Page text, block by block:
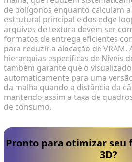
de polígonos enquanto calculam
estrutural principal e dos edge
arquivos de textura devem ser
formatos de entrega eficientes
para reduzir a alocação de VRAM.
hierarquias específicas de Níveis
também garante que o
automaticamente para uma
da malha quando a distância da
mantendo assim a taxa de
de consumo.
Pronto para otimizar seu
3D?